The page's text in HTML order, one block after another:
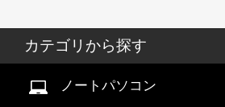
カテゴリから探す
ノートパソコン